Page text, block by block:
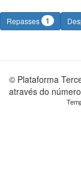
Repasses 1
© Plataforma
através do